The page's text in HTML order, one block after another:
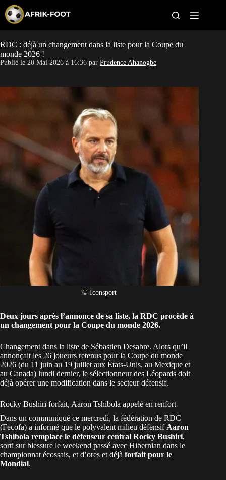
p
t
o
c
o
t
CAN féminine
Clubs
Classement
Paris sportifs
RDC : déjà un changement dans la liste pour la Coupe du
monde 2026 !
Publié le 20 Mai 2026 à 16:36 par Prudence Ahanogbe
© Iconsport
Deux jours après l’annonce de sa liste, la RDC procède à
un changement pour la Coupe du monde 2026.
Changement dans la liste de Sébastien Desabre. Alors qu’il
annonçait les 26 joueurs retenus pour la Coupe du monde
2026 (du 11 juin au 19 juillet aux États-Unis, au Mexique et
au Canada) lundi dernier, le sélectionneur des Léopards doit
déjà opérer une modification dans le secteur défensif.
Rocky Bushiri forfait, Aaron Tshibola appelé en renfort
Dans un communiqué ce mercredi, la fédération de RDC
(Fecofa) a informé que le polyvalent milieu défensif Aaron
Tshibola remplace le défenseur central Rocky Bushiri,
sorti sur blessure le weekend passé avec Hibernian dans le
championnat écossais, et d’ores et déjà forfait pour le
Mondial.